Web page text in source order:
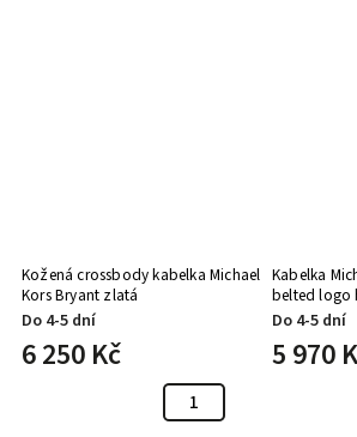
Kožená crossbody kabelka Michael
Kors Bryant zlatá
Do 4-5 dní
6 250 Kč
Kabelka
belted logo
Do 4-5 dní
5 970